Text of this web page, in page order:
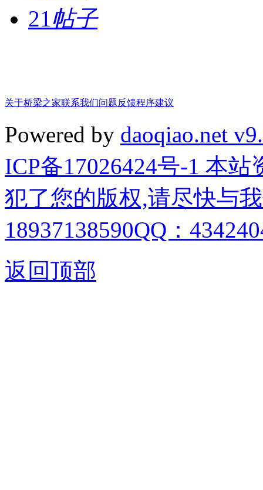
21帖子
关于桥梁之家联系我们问题反馈程序建议
Powered by daoqiao.net
ICP备17026424号-1 本
犯了您的版权,请尽快与
18937138590QQ：
返回顶部